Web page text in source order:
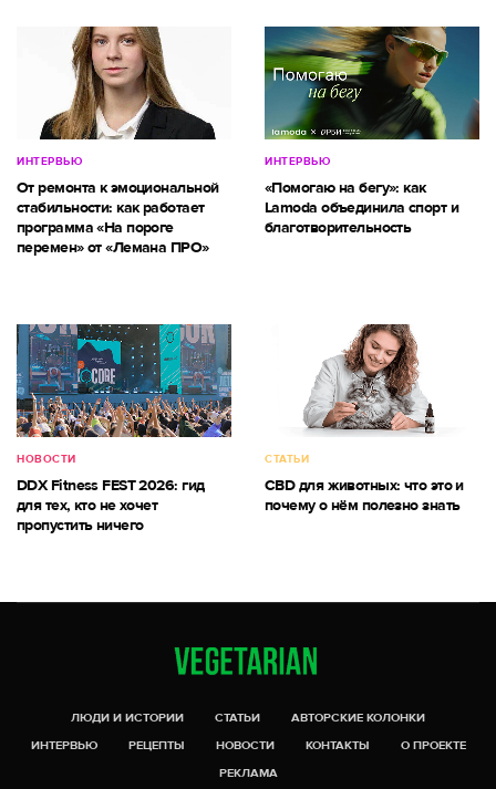
ИНТЕРВЬЮ
От ремонта к эмоциональной
стабильности: как работает
программа «На пороге
перемен» от «Лемана ПРО»
ИНТЕРВЬЮ
«Помогаю на бегу»: как
Lamoda объединила спорт и
благотворительность
НОВОСТИ
DDX Fitness FEST 2026: гид
для тех, кто не хочет
пропустить ничего
СТАТЬИ
CBD для животных: что это и
почему о нём полезно знать
ЛЮДИ И ИСТОРИИ СТАТЬИ
АВТОРСКИЕ КОЛОНКИ
ИНТЕРВЬЮ
РЕЦЕПТЫ НОВОСТИ КОНТАКТЫ
О ПРОЕКТЕ
РЕКЛАМА